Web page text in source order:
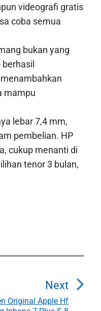
videografi gratis
coba semua
bukan yang
berhasil
mampu
lebar 7,4 mm,
pembelian. HP
cukup menanti di
tenor 3 bulan,
Next
N
Original Apple Hf